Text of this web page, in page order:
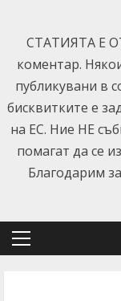
content
СТАТИЯТА Е
коментар.
публикувани в
бисквитките е
на ЕС. Ние НЕ
помагат да се
Благодарим
Primary